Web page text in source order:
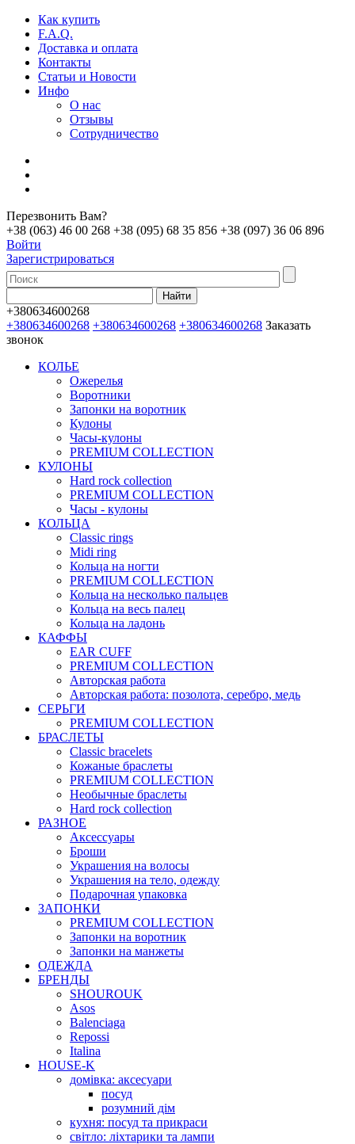
Как купить
F.A.Q.
Доставка и оплата
Контакты
Статьи и Новости
Инфо
О нас
Отзывы
Сотрудничество
Перезвонить Вам?
+38 (063) 46 00 268 +38 (095) 68 35 856 +38 (097) 36 06 896
Войти
Зарегистрироваться
+380634600268
+380634600268 +380634600268 +380634600268 Заказать
звонок
КОЛЬЕ
Ожерелья
Воротники
Запонки на воротник
Кулоны
Часы-кулоны
PREMIUM COLLECTION
КУЛОНЫ
Hard rock collection
PREMIUM COLLECTION
Часы - кулоны
КОЛЬЦА
Classic rings
Midi ring
Кольца на ногти
PREMIUM COLLECTION
Кольца на несколько пальцев
Кольца на весь палец
Кольца на ладонь
КАФФЫ
EAR CUFF
PREMIUM COLLECTION
Авторская работа
Авторская работа: позолота, серебро, медь
СЕРЬГИ
PREMIUM COLLECTION
БРАСЛЕТЫ
Classic bracelets
Кожаные браслеты
PREMIUM COLLECTION
Необычные браслеты
Hard rock collection
РАЗНОЕ
Аксессуары
Броши
Украшения на волосы
Украшения на тело, одежду
Подарочная упаковка
ЗАПОНКИ
PREMIUM COLLECTION
Запонки на воротник
Запонки на манжеты
ОДЕЖДА
БРЕНДЫ
SHOUROUK
Asos
Balenciaga
Repossi
Italina
HOUSE-K
домівка: аксесуари
посуд
розумний дім
кухня: посуд та прикраси
світло: ліхтарики та лампи